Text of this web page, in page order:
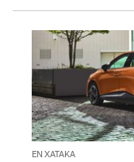
EN XATAKA